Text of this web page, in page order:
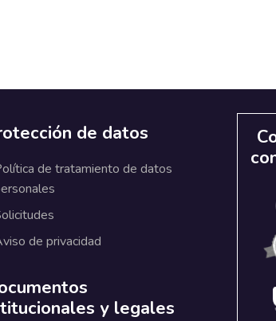
de datos
de tratamiento de datos
de privacidad
y legales